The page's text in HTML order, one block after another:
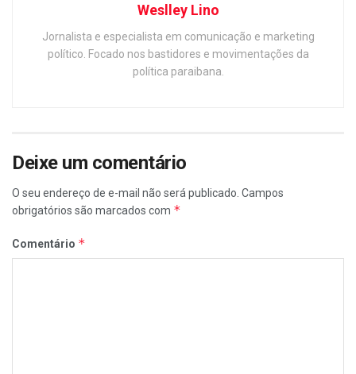
Weslley Lino
Jornalista e especialista em comunicação e marketing
político. Focado nos bastidores e movimentações da
política paraibana.
Deixe um comentário
O seu endereço de e-mail não será publicado. Campos
obrigatórios são marcados com *
Comentário *